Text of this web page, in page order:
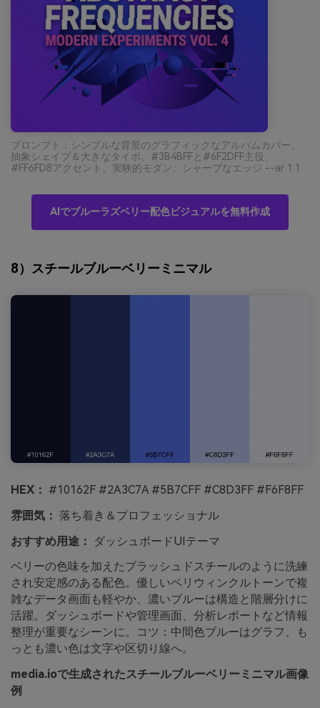
プロンプト：シンプルな背景のグラフィックなアルバムカバー、
抽象シェイプ＆大きなタイポ、#3B4BFFと#6F2DFF主役、
#FF6FD8アクセント、実験的モダン、シャープなエッジ --ar 1:1
AIでブルーラズベリー配色ビジュアルを無料作成
8）スチールブルーベリーミニマル
HEX： #10162F #2A3C7A #5B7CFF #C8D3FF #F6F8FF
雰囲気： 落ち着き＆プロフェッショナル
おすすめ用途：
ダッシュボードUIテーマ
ベリーの色味を加えたブラッシュドスチールのように洗練
され安定感のある配色。優しいペリウィンクルトーンで複
雑なデータ画面も軽やか、濃いブルーは構造と階層分けに
活躍。ダッシュボードや管理画面、分析レポートなど情報
整理が重要なシーンに。コツ：中間色ブルーはグラフ、も
っとも濃い色は文字や区切り線へ。
media.ioで生成されたスチールブルーベリーミニマル画像
例